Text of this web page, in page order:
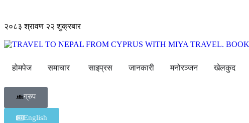
२०८३ श्रावण २२ शुक्रबार
होमपेज समाचार साइप्रस जानकारी मनोरञ्जन खेलकुद
ग्रुप
English